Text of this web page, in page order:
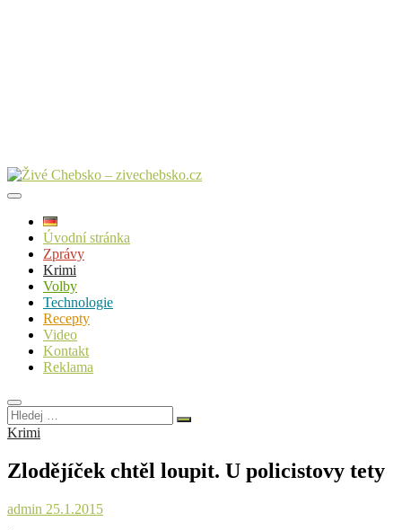
Úvodní stránka
Zprávy
Krimi
Volby
Technologie
Recepty
Video
Kontakt
Reklama
Hledej
…
Krimi
Zlodějíček chtěl loupit. U policistovy tety
admin 25.1.2015